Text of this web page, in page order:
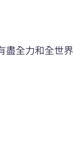
盡全力和全世界